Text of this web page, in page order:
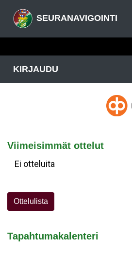
SEURANAVIGOINTI
KIRJAUDU
Viimeisimmät ottelut
Ei otteluita
Ottelulista
Tapahtumakalenteri